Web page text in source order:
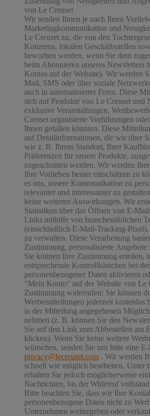
von Le Creuset
Wir senden Ihnen je nach Ihren
Marketingkommunikation und
Le Creuset zu, die von den
Konzerns, lokalen Geschäftsstellen
beworben werden, wenn Sie dem
beim Abonnieren unseres Newsletters
Kontos auf der Website). Wir werden
Mail, SMS oder über soziale
auch in automatisierter Form. Diese
sich auf Produkte von Le Creuset und
exklusive Veranstaltungen,
Creuset organisierte Vorführungen
Ihnen gefallen könnten. Diese
auf Detailinformationen, die wir über
wie z. B. Ihrem Standort, Ihrer
Präferenzen für unsere Produkte,
zugeschnitten werden. Wir werden
Ihre Vorlieben besser einschätzen zu
es uns, unsere Kommunikation zu
relevanter und interessanter zu
keine weiteren Auswirkungen. Wir
Statistiken über das Öffnen von E-
Links mithilfe von branchenüblichen
(einschließlich E-Mail-Tracking-Pixel),
zu verwalten. Diese Verarbeitung
Zustimmung, personalisierte Angebote
Sie können Ihre Zustimmung erteilen,
entsprechende Kontrollkästchen bei
personenbezogener Daten aktivieren
"Mein Konto“ auf der Website von Le
Zustimmung widerrufen: Sie können
Werbemitteilungen jederzeit kostenlos
in der Mitteilung angegebenen
nehmen (z. B. können Sie den
Sie auf den Link zum Abbestellen am
klicken). Wenn Sie keine weitere
wünschen, senden Sie uns bitte eine
privacy@lecreuset.com . Wir werden
schnell wie möglich bearbeiten. Unter
erhalten Sie jedoch möglicherweise
Nachrichten, bis der Widerruf
Bitte beachten Sie, dass wir Ihre
personenbezogene Daten nicht zu
Unternehmen weitergeben oder